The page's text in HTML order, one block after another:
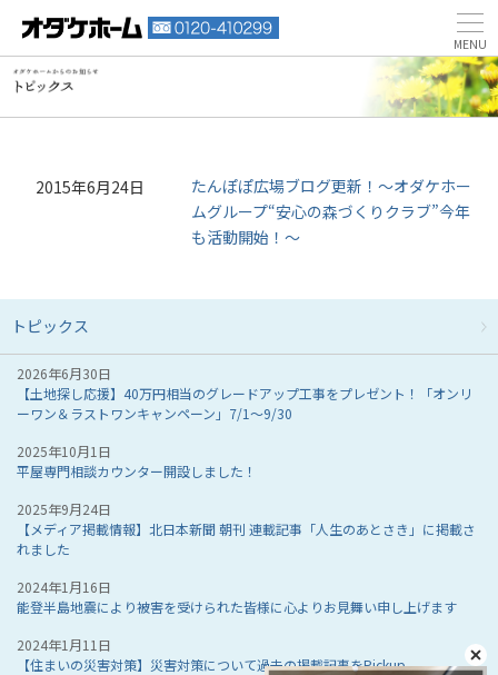
2015年6月24日
たんぽぽ広場ブログ更新！～オダケホー
ムグループ“安心の森づくりクラブ”今年
も活動開始！～
トピックス
2026年6月30日
【土地探し応援】40万円相当のグレードアップ工事をプレゼント！「オンリ
ーワン＆ラストワンキャンペーン」7/1～9/30
2025年10月1日
平屋専門相談カウンター開設しました！
2025年9月24日
【メディア掲載情報】北日本新聞 朝刊 連載記事「人生のあとさき」に掲載さ
れました
2024年1月16日
能登半島地震により被害を受けられた皆様に心よりお見舞い申し上げます
2024年1月11日
【住まいの災害対策】災害対策について過去の掲載記事をPickup